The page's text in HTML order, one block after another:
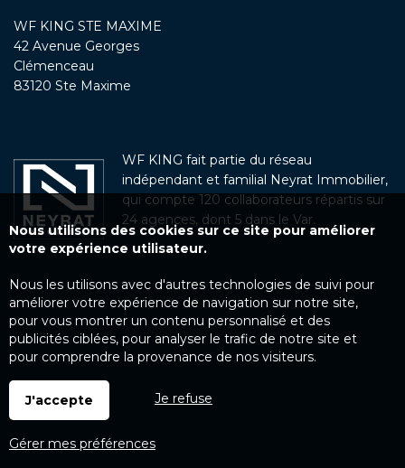
WF KING STE MAXIME
42 Avenue Georges
Clémenceau
83120 Ste Maxime
WF KING fait partie du réseau
indépendant et familial Neyrat Immobilier,
qui compte 120 collaborateurs répartis sur
24 agences, dont 5 dans le Var.
Nous utilisons des cookies sur ce site pour améliorer
votre expérience utilisateur.
Nous les utilisons avec d'autres technologies de suivi pour
améliorer votre expérience de navigation sur notre site,
pour vous montrer un contenu personnalisé et des
publicités ciblées, pour analyser le trafic de notre site et
pour comprendre la provenance de nos visiteurs.
J'accepte Je refuse
Gérer mes préférences